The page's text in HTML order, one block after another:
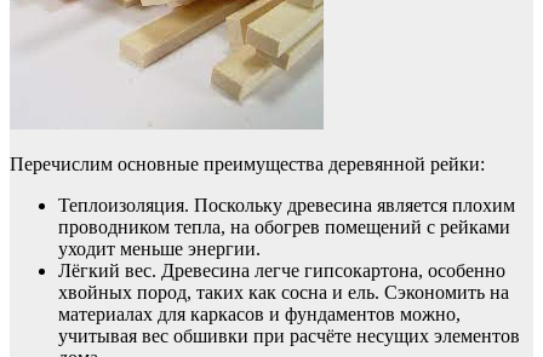
Перечислим основные преимущества деревянной рейки:
Теплоизоляция. Поскольку древесина является плохим
проводником тепла, на обогрев помещений с рейками
уходит меньше энергии.
Лёгкий вес. Древесина легче гипсокартона, особенно
хвойных пород, таких как сосна и ель. Сэкономить на
материалах для каркасов и фундаментов можно,
учитывая вес обшивки при расчёте несущих элементов